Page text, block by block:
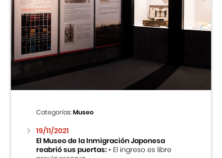
Categorías:Museo
19/11/2021
El Museo de la Inmigración Japonesa
reabrió sus puertas:• El ingreso es libre